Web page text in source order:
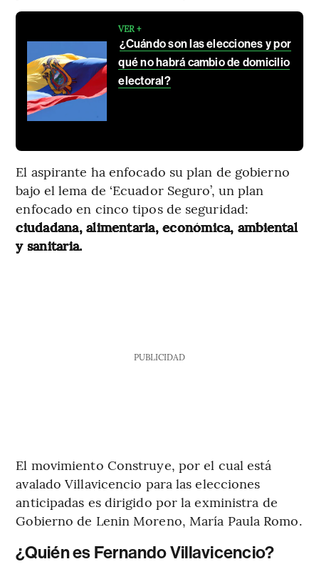
VER +
¿Cuándo son las elecciones y por
qué no habrá cambio de domicilio
electoral?
El aspirante ha enfocado su plan de gobierno
bajo el lema de ‘Ecuador Seguro’, un plan
enfocado en cinco tipos de seguridad:
ciudadana, alimentaria, económica, ambiental
y sanitaria.
PUBLICIDAD
El movimiento Construye, por el cual está
avalado Villavicencio para las elecciones
anticipadas es dirigido por la exministra de
Gobierno de Lenin Moreno, María Paula Romo.
¿Quién es Fernando Villavicencio?